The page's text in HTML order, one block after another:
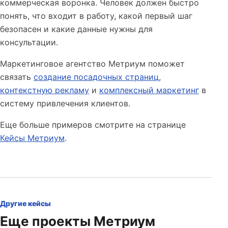
коммерческая воронка. Человек должен быстро
понять, что входит в работу, какой первый шаг
безопасен и какие данные нужны для
консультации.
Маркетинговое агентство Метриум поможет
связать создание посадочных страниц,
контекстную рекламу и комплексный маркетинг в
систему привлечения клиентов.
Еще больше примеров смотрите на странице
Кейсы Метриум.
Другие кейсы
Еще проекты Метриум